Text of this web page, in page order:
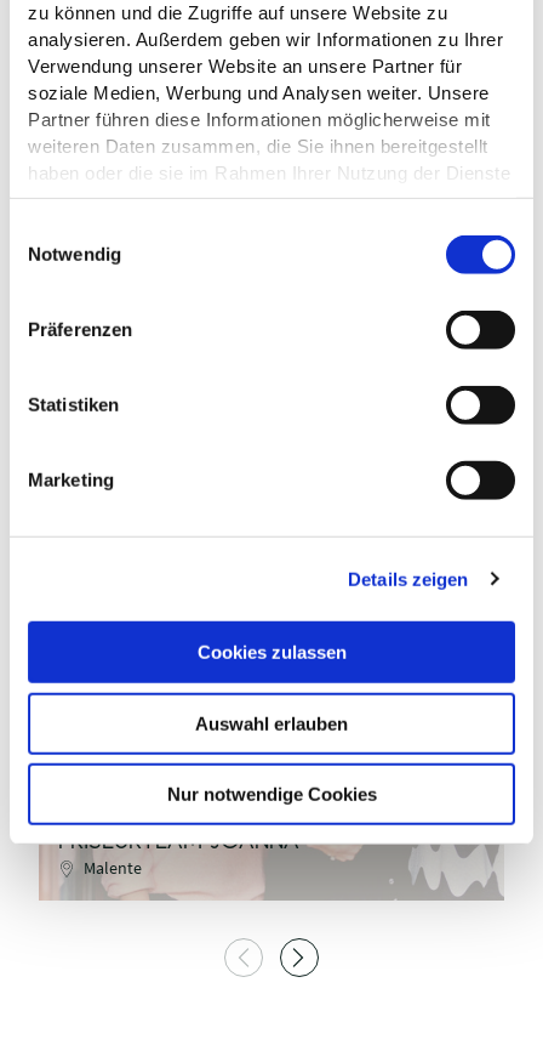
zu können und die Zugriffe auf unsere Website zu
analysieren. Außerdem geben wir Informationen zu Ihrer
Verwendung unserer Website an unsere Partner für
soziale Medien, Werbung und Analysen weiter. Unsere
Partner führen diese Informationen möglicherweise mit
weiteren Daten zusammen, die Sie ihnen bereitgestellt
haben oder die sie im Rahmen Ihrer Nutzung der Dienste
gesammelt haben.
Datenschutz
Notwendig
Präferenzen
Statistiken
Marketing
Details zeigen
Cookies zulassen
Auswahl erlauben
Nur notwendige Cookies
ÖFFNUNGSZEITEN
EIGNUNG
ZAHLUNGSMÖGLICHKEITEN
DAS KÖNNTE DICH AUCH
FRISEURTEAM JOANNA
Malente
MaTS GmbH / Anne Weise